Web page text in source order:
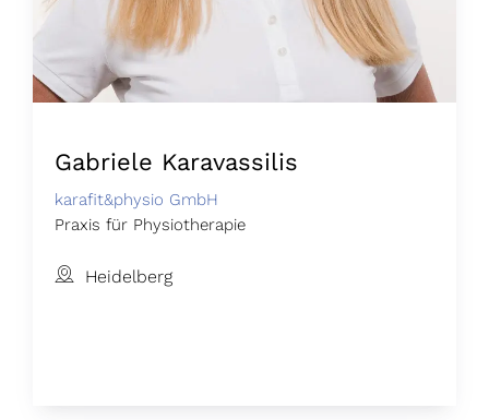
Gabriele Karavassilis
karafit&physio GmbH
Praxis für Physiotherapie
Heidelberg